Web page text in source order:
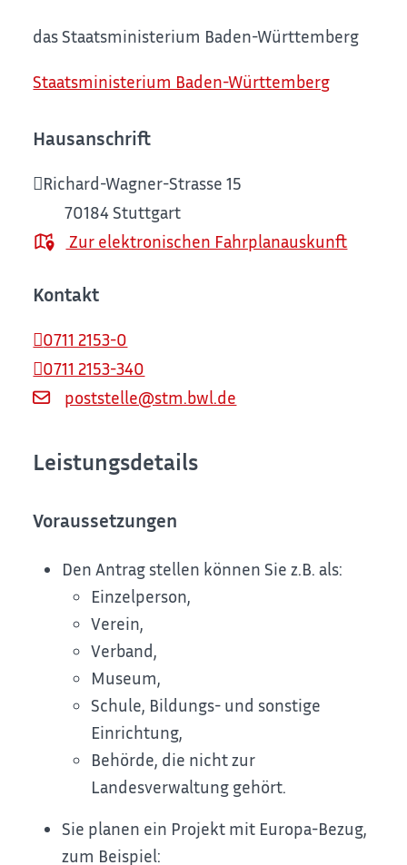
das Staatsministerium Baden-Württemberg
Staatsministerium Baden-Württemberg
Hausanschrift
Richard-Wagner-Strasse 15
70184 Stuttgart
Zur elektronischen Fahrplanauskunft
Kontakt
0711 2153-0
0711 2153-340
poststelle@stm.bwl.de
Leistungsdetails
Voraussetzungen
Den Antrag stellen können Sie z.B. als:
Einzelperson,
Verein,
Verband,
Museum,
Schule, Bildungs- und sonstige
Einrichtung,
Behörde, die nicht zur
Landesverwaltung gehört.
Sie planen ein Projekt mit Europa-Bezug,
zum Beispiel: